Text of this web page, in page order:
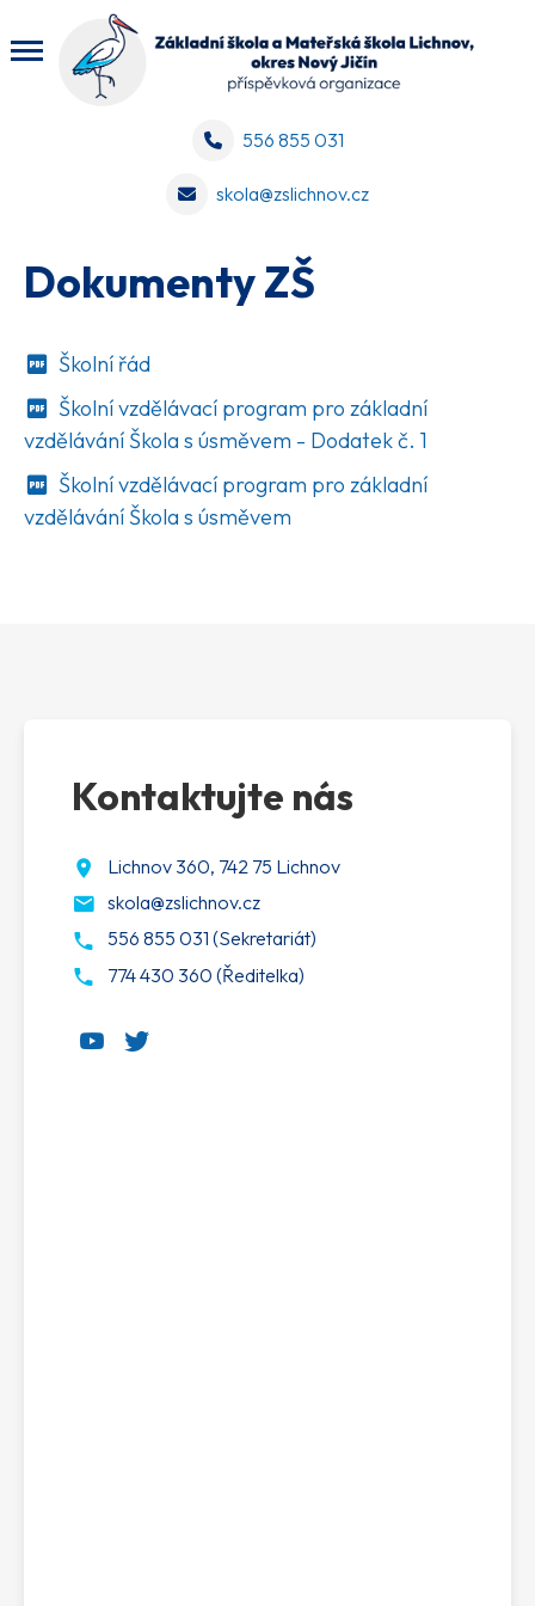
556 855 031
skola@zslichnov.cz
Dokumenty ZŠ
Školní řád
Školní vzdělávací program pro základní
vzdělávání Škola s úsměvem - Dodatek č. 1
Školní vzdělávací program pro základní
vzdělávání Škola s úsměvem
Kontaktujte nás
Lichnov 360, 742 75 Lichnov
skola@zslichnov.cz
556 855 031 (Sekretariát)
774 430 360 (Ředitelka)